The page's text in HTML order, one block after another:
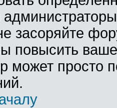
засоряйте
повысить
может просто